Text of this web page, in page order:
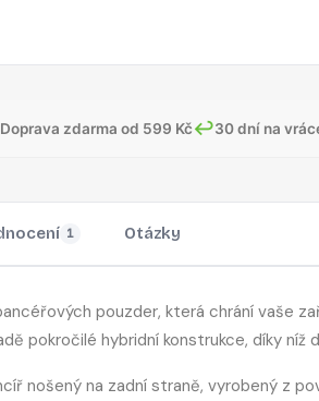
Doprava zdarma od 599 Kč↩30 dní na
1 Otázky
pouzder, která chrání vaše
pokročilé hybridní konstrukce, díky níž
nošený na zadní straně, vyrobený z